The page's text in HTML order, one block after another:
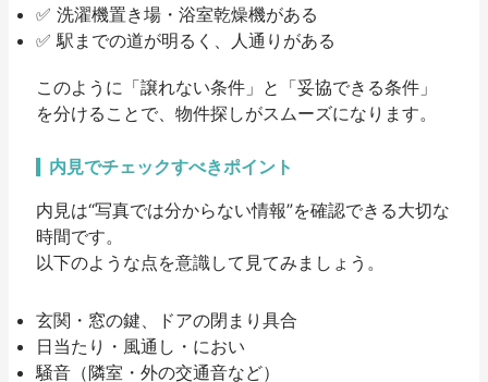
✅ 洗濯機置き場・浴室乾燥機がある
✅ 駅までの道が明るく、人通りがある
このように「譲れない条件」と「妥協できる条件」
を分けることで、物件探しがスムーズになります。
内見でチェックすべきポイント
内見は“写真では分からない情報”を確認できる大切な
時間です。
以下のような点を意識して見てみましょう。
玄関・窓の鍵、ドアの閉まり具合
日当たり・風通し・におい
騒音（隣室・外の交通音など）